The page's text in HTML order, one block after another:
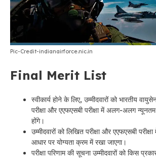
Pic-Credit-indianairforce.nic.in
Final Merit List
स्वीकार्य होने के लिए, उम्मीदवारों को भारतीय
परीक्षा और एएफएसबी परीक्षा में अलग-अलग
होंगे।
उम्मीदवारों को लिखित परीक्षा और एएफएसबी
आधार पर योग्यता क्रम में रखा जाएगा।
परीक्षा परिणाम की सूचना उम्मीदवारों को किस